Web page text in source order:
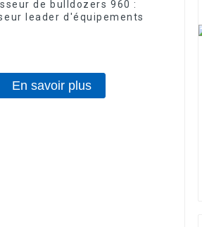
de bulldozers 960 :
leader d'équipements
En savoir plus